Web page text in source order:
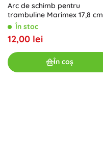
Arc de schimb pentru
trambuline Marimex 17,8 cm
În stoc
12,00 lei
În coș